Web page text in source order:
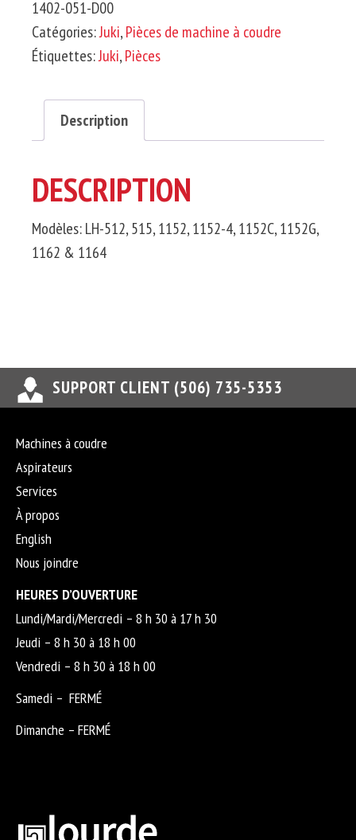
à
Aiguille
avec
1402-051-D00
Catégories:Juki,Pièces de machine à coudre
Étiquettes:Juki,Pièces
Description
DESCRIPTION
Modèles: LH-512, 515, 1152, 1152-4, 1152C, 1152G,
1162 & 1164
SUPPORT CLIENT (506) 735-5353
Machines à coudre
Aspirateurs
Services
À propos
English
Nous joindre
HEURES D’OUVERTURE
Lundi/Mardi/Mercredi – 8 h 30 à 17 h 30
Jeudi – 8 h 30 à 18 h 00
Vendredi – 8 h 30 à 18 h 00
Samedi – FERMÉ
Dimanche – FERMÉ